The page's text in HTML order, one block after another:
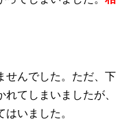
せんでした。ただ、下
てしまいましたが、
いました。